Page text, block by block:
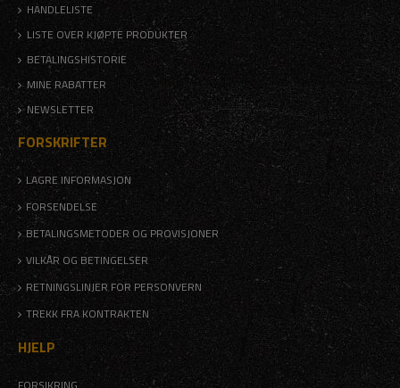
HANDLELISTE
LISTE OVER KJØPTE PRODUKTER
BETALINGSHISTORIE
MINE RABATTER
NEWSLETTER
FORSKRIFTER
LAGRE INFORMASJON
FORSENDELSE
BETALINGSMETODER OG PROVISJONER
VILKÅR OG BETINGELSER
RETNINGSLINJER FOR PERSONVERN
TREKK FRA KONTRAKTEN
HJELP